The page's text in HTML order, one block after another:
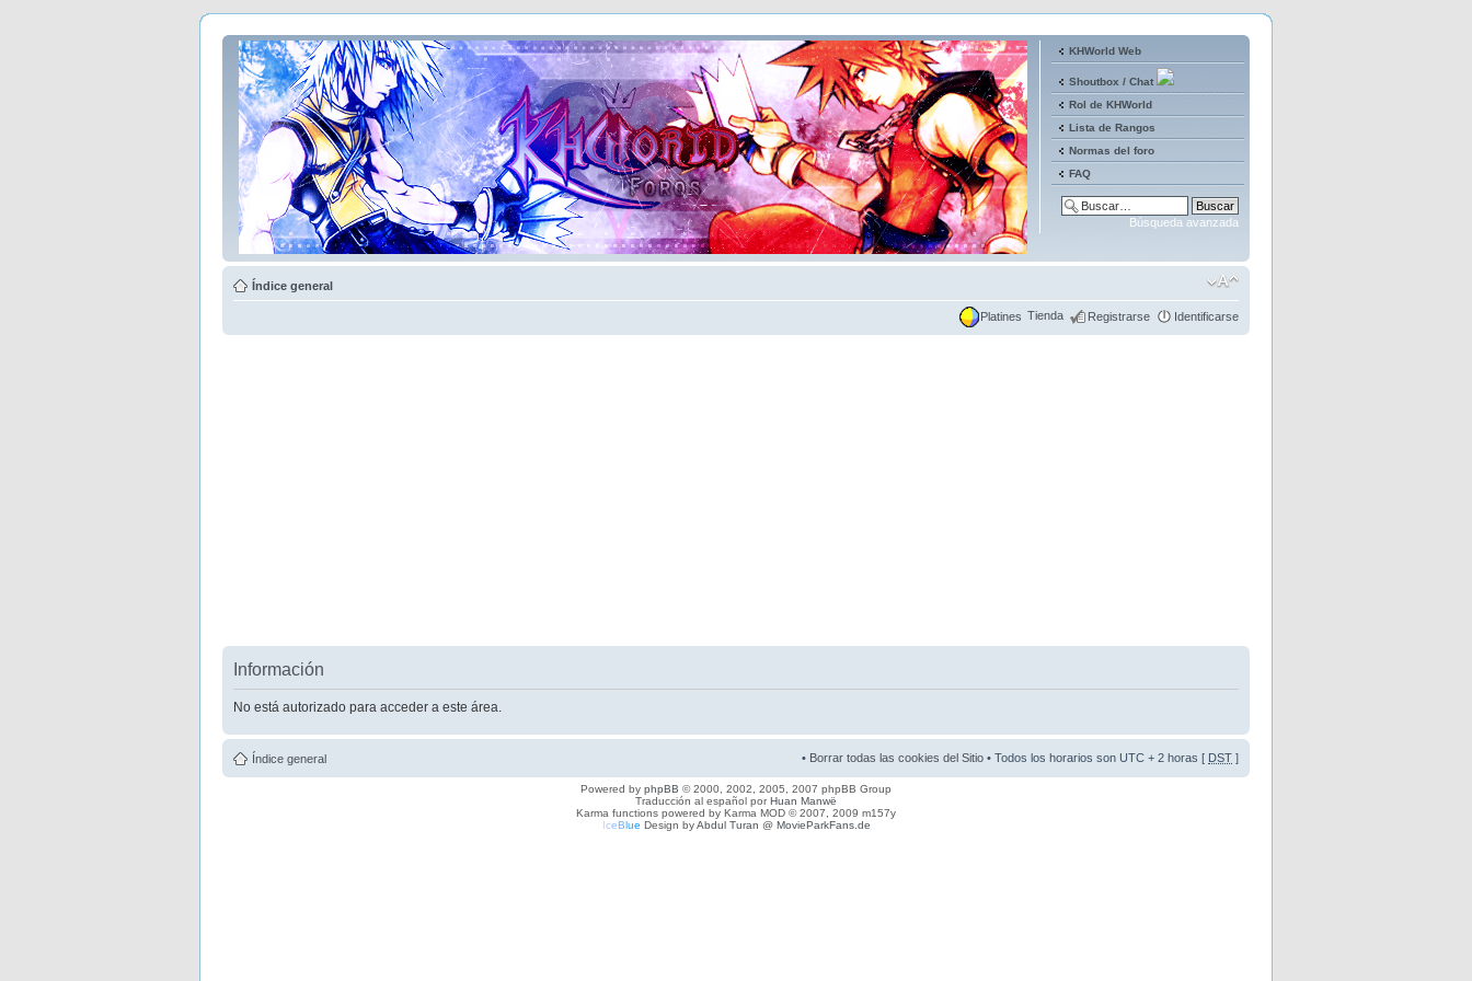
KHWorld Web
Shoutbox / Chat
Rol de KHWorld
Lista de Rangos
Normas del foro
FAQ
Búsqueda avanzada
Índice general
Platines Tienda Registrarse Identificarse
Información
No está autorizado para acceder a este área.
Índice general • Borrar todas las cookies del Sitio • Todos los horarios son UTC + 2 horas [ DST ]
Powered by phpBB © 2000, 2002, 2005, 2007 phpBB Group
Traducción al español porHuan Manwë
Karma functions powered by Karma MOD © 2007, 2009 m157y
IceBlue Design byAbdul Turan @ MovieParkFans.de